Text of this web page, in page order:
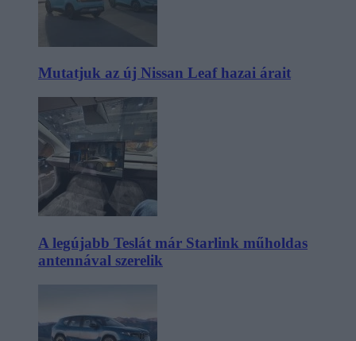
Mutatjuk az új Nissan Leaf hazai árait
A legújabb Teslát már Starlink műholdas
antennával szerelik